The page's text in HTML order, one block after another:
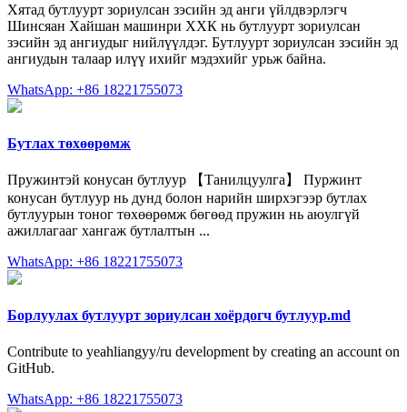
Хятад бутлуурт зориулсан зэсийн эд анги үйлдвэрлэгч
Шинсяан Хайшан машинри ХХК нь бутлуурт зориулсан
зэсийн эд ангиудыг нийлүүлдэг. Бутлуурт зориулсан зэсийн эд
ангиудын талаар илүү ихийг мэдэхийг урьж байна.
WhatsApp: +86 18221755073
Бутлах төхөөрөмж
Пружинтэй конусан бутлуур 【Танилцуулга】 Пуржинт
конусан бутлуур нь дунд болон нарийн ширхэгээр бутлах
бутлуурын тоног төхөөрөмж бөгөөд пружин нь аюулгүй
ажиллагааг хангаж бутлалтын ...
WhatsApp: +86 18221755073
Борлуулах бутлуурт зориулсан хоёрдогч бутлуур.md
Contribute to yeahliangyy/ru development by creating an account on
GitHub.
WhatsApp: +86 18221755073